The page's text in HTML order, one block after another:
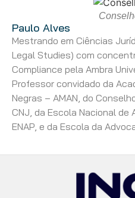
Paulo Alves
Mestrando em Ciências
Legal Studies) com
Compliance pela Ambra
Professor convidado da
Negras – AMAN, do
CNJ, da Escola Nacional de
ENAP, e da Escola da